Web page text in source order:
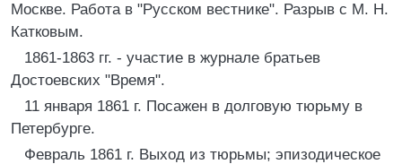
Москве. Работа в "Русском вестнике". Разрыв с M. H.
Катковым.
1861-1863 гг. - участие в журнале братьев
Достоевских "Время".
11 января 1861 г. Посажен в долговую тюрьму в
Петербурге.
Февраль 1861 г. Выход из тюрьмы; эпизодическое